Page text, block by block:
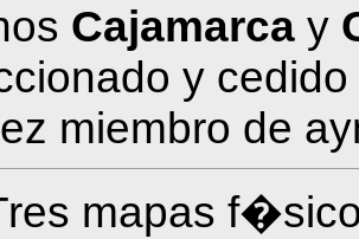
Cajamarcay
y
miembro de
mapas